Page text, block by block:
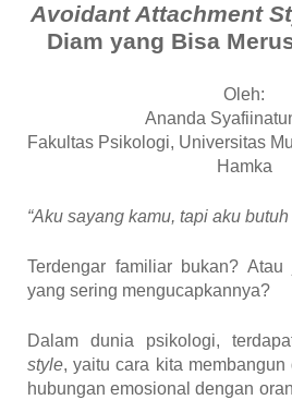
Avoidant Attachment
Diam yang Bisa
Oleh:
Ananda
Fakultas Psikologi, Universitas
Hamka
“Aku sayang kamu, tapi aku butuh
Terdengar familiar bukan? Atau
yang sering mengucapkannya?
Dalam dunia psikologi,
style, yaitu cara kita membangun
hubungan emosional dengan